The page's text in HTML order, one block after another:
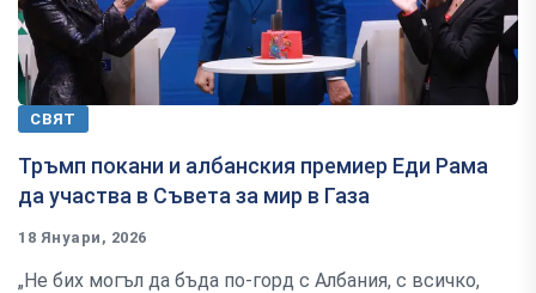
СВЯТ
Тръмп покани и албанския премиер Еди Рама
да участва в Съвета за мир в Газа
18 Януари, 2026
„Не бих могъл да бъда по-горд с Албания, с всичко,